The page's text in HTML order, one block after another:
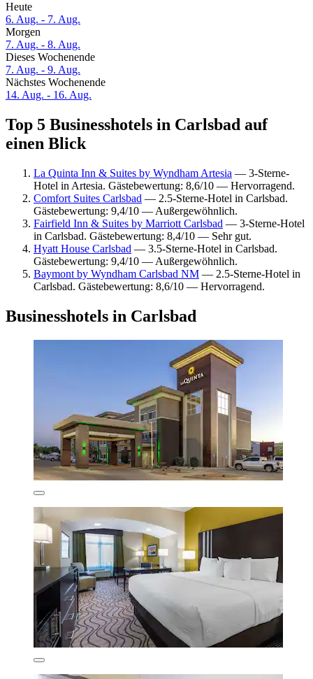
Heute
6. Aug. - 7. Aug.
Morgen
7. Aug. - 8. Aug.
Dieses Wochenende
7. Aug. - 9. Aug.
Nächstes Wochenende
14. Aug. - 16. Aug.
Top 5 Businesshotels in Carlsbad auf
einen Blick
La Quinta Inn & Suites by Wyndham Artesia — 3-Sterne-
Hotel in Artesia. Gästebewertung: 8,6/10 — Hervorragend.
Comfort Suites Carlsbad — 2.5-Sterne-Hotel in Carlsbad.
Gästebewertung: 9,4/10 — Außergewöhnlich.
Fairfield Inn & Suites by Marriott Carlsbad — 3-Sterne-Hotel
in Carlsbad. Gästebewertung: 8,4/10 — Sehr gut.
Hyatt House Carlsbad — 3.5-Sterne-Hotel in Carlsbad.
Gästebewertung: 9,4/10 — Außergewöhnlich.
Baymont by Wyndham Carlsbad NM — 2.5-Sterne-Hotel in
Carlsbad. Gästebewertung: 8,6/10 — Hervorragend.
Businesshotels in Carlsbad